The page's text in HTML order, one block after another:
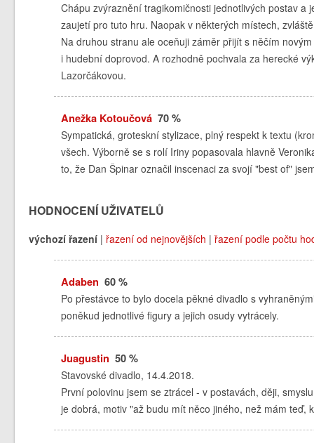
Chápu zvýraznění tragikomičnosti jednotlivých postav
zaujetí pro tuto hru. Naopak v některých místech,
Na druhou stranu ale oceňuji záměr přijít s něčím
i hudební doprovod. A rozhodně pochvala za herecké
Lazorčákovou.
Anežka Kotoučová70 %
Sympatická, groteskní stylizace, plný respekt k textu
všech. Výborně se s rolí Iriny popasovala hlavně
to, že Dan Špinar označil inscenaci za svojí "best of"
HODNOCENÍ UŽIVATELŮ
výchozí řazení |řazení od nejnovějších |řazení podle počtu
Adaben 60 %
Po přestávce to bylo docela pěkné divadlo s
poněkud jednotlivé figury a jejich osudy vytrácely.
Juagustin 50 %
Stavovské divadlo, 14.4.2018.
První polovinu jsem se ztrácel - v postavách, ději,
je dobrá, motiv "až budu mít něco jiného, než mám teď,